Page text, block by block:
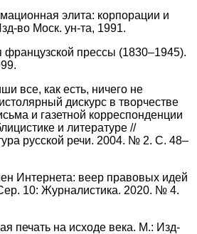
элита: корпорации и
во Моск. ун-та, 1991.
французской прессы (1830–1945).
все, как есть, ничего не
дискурс в творчестве
и газетной корреспонденции
и литературе //
русской речи. 2004. № 2. С. 48–
Интернета: веер правовых идей
10: Журналистика. 2020. № 4.
печать на исходе века. М.: Изд-